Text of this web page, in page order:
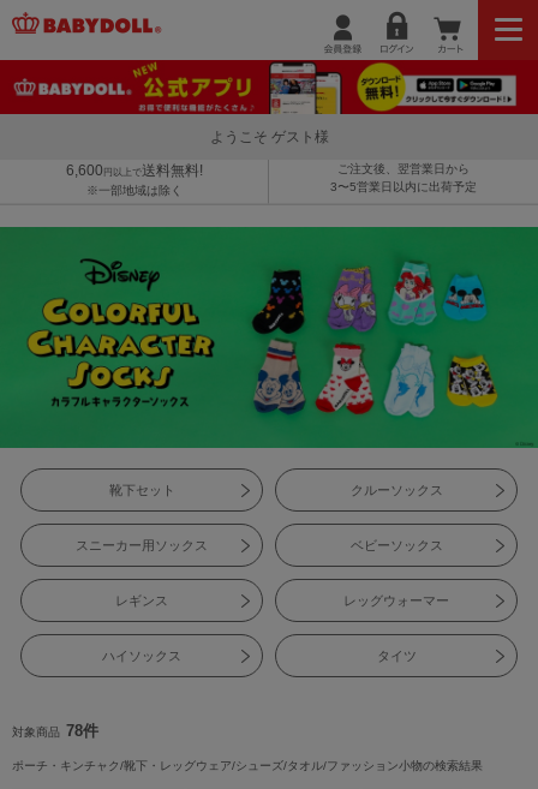
ようこそ ゲスト様
6,600 円以上で送料無料!
※一部地域は除く
ご注文後、翌営業日から
3〜5営業日以内に出荷予定
靴下セット クルーソックス
スニーカー用ソックス ベビーソックス
レギンス レッグウォーマー
ハイソックス タイツ
対象商品 78件
ポーチ・キンチャク/靴下・レッグウェア/シューズ/タオル/ファッション小物の検索結果